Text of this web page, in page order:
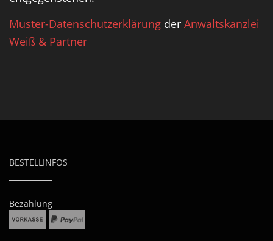
Muster-Datenschutzerklärung der Anwaltskanzlei
Weiß & Partner
BESTELLINFOS
Bezahlung